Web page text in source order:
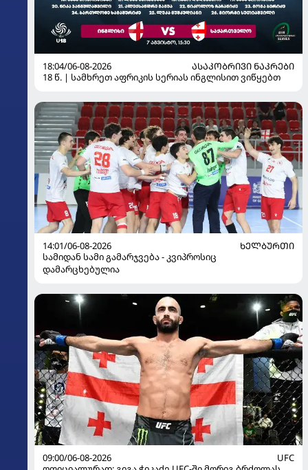
18:04/06-08-2026
ᲐᲡᲐᲙᲝᲑᲠᲘᲕᲘ ᲜᲐᲙᲠᲔᲑᲘ
18 წ. | სამხრეთ აფრიკის სერიას ინგლისით ვიწყებთ
14:01/06-08-2026
ᲮᲔᲚᲑᲣᲠᲗᲘ
სამიდან სამი გამარჯვება - კვიპროსიც
დამარცხებულია
09:00/06-08-2026
UFC